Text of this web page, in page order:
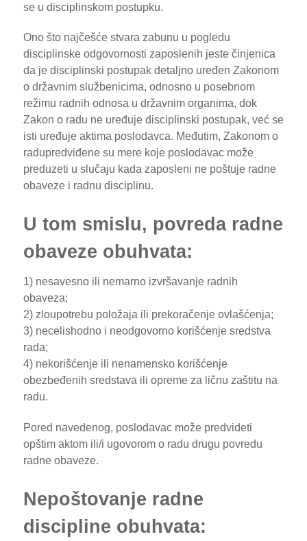
se u disciplinskom postupku.
Ono što najčešće stvara zabunu u pogledu
disciplinske odgovornosti zaposlenih jeste činjenica
da je disciplinski postupak detaljno uređen Zakonom
o državnim službenicima, odnosno u posebnom
režimu radnih odnosa u državnim organima, dok
Zakon o radu ne uređuje disciplinski postupak, već se
isti uređuje aktima poslodavca. Međutim, Zakonom o
radupredviđene su mere koje poslodavac može
preduzeti u slučaju kada zaposleni ne poštuje radne
obaveze i radnu disciplinu.
U tom smislu, povreda radne
obaveze obuhvata:
1) nesavesno ili nemarno izvršavanje radnih
obaveza;
2) zloupotrebu položaja ili prekoračenje ovlašćenja;
3) necelishodno i neodgovorno korišćenje sredstva
rada;
4) nekorišćenje ili nenamensko korišćenje
obezbeđenih sredstava ili opreme za ličnu zaštitu na
radu.
Pored navedenog, poslodavac može predvideti
opštim aktom ili/i ugovorom o radu drugu povredu
radne obaveze.
Nepoštovanje radne
discipline obuhvata: